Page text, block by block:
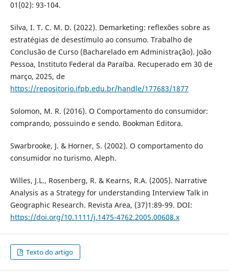
01(02): 93-104.
Silva, I. T. C. M. D. (2022). Demarketing: reflexões sobre as
estratégias de desestímulo ao consumo. Trabalho de
Conclusão de Curso (Bacharelado em Administração). João
Pessoa, Instituto Federal da Paraíba. Recuperado em 30 de
março, 2025, de
https://repositorio.ifpb.edu.br/handle/177683/1877
Solomon, M. R. (2016). O Comportamento do consumidor:
comprando, possuindo e sendo. Bookman Editora.
Swarbrooke, J. & Horner, S. (2002). O comportamento do
consumidor no turismo. Aleph.
Willes, J.L., Rosenberg, R. & Kearns, R.A. (2005). Narrative
Analysis as a Strategy for understanding Interview Talk in
Geographic Research. Revista Area, (37)1:89-99. DOI:
https://doi.org/10.1111/j.1475-4762.2005.00608.x
Texto do artigo